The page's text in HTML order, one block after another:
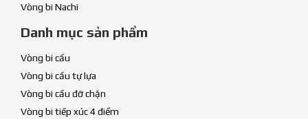
Vòng bi Nachi
Danh mục sản phẩm
Vòng bi cầu
Vòng bi cầu tự lựa
Vòng bi cầu đỡ chặn
Vòng bi tiếp xúc 4 điểm